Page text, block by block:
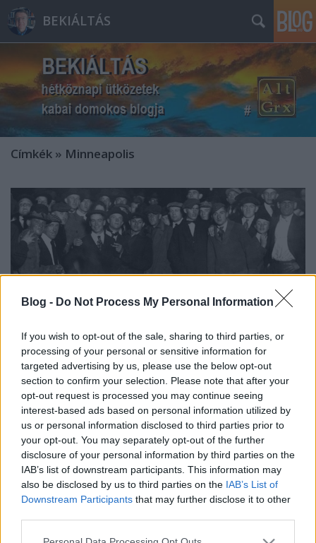
Blog - Do Not Process My Personal Information
If you wish to opt-out of the sale, sharing to third parties, or
processing of your personal or sensitive information for
targeted advertising by us, please use the below opt-out
section to confirm your selection. Please note that after your
opt-out request is processed you may continue seeing
interest-based ads based on personal information utilized by
us or personal information disclosed to third parties prior to
your opt-out. You may separately opt-out of the further
disclosure of your personal information by third parties on the
IAB’s list of downstream participants. This information may
also be disclosed by us to third parties on the IAB’s List of
Downstream Participants that may further disclose it to other
Please note that this website/app uses one or more Google
BEKIÁLTÁS
Címkék » Minneapolis
BEKIÁLTÁS: Rendőrökkel nem
orvosolható a baj
Kabai Domokos Lajos• 2020. június 14.
A lincselésekből kinőtt erőszakkultusz Amerika
sikereinek talpköve. Utánzása zsákutca. Nagy kérdés
hogy az Amerikai Egyesült Államokban a George
Floyd május 25-ei meggyilkolása óta folyó